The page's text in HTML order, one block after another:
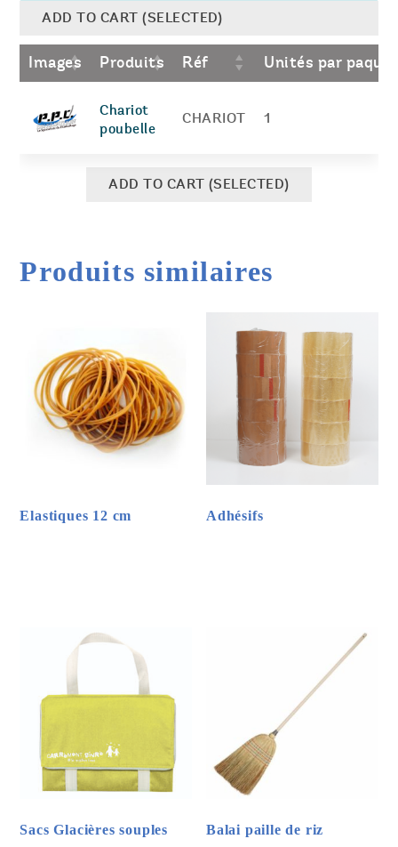
ADD TO CART (SELECTED)
Images Produits Réf Unités par paquet
Chariot
poubelle
CHARIOT 1
ADD TO CART (SELECTED)
Produits similaires
Elastiques 12 cm
variations.
Les
peuvent
sur
Adhésifs
options
peuvent
être
sur
Sacs Glacières souples Balai paille de riz